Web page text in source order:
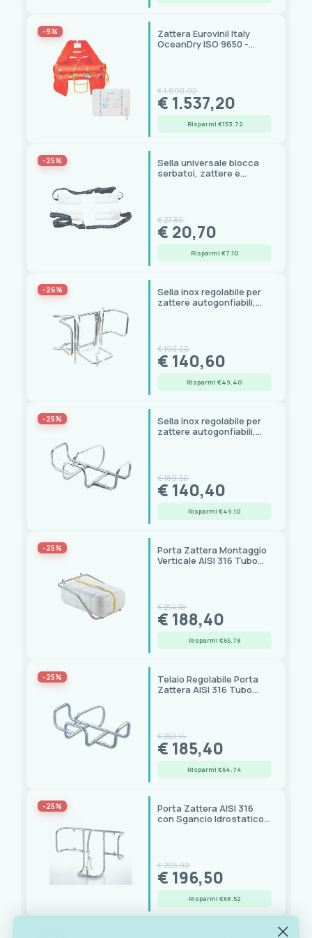
Osculati
Trem(5)
Prezzo
26,00 € - 324,00 €
-9%
Zattera Eurovinil Italy
OceanDry ISO 9650 -
€ 1.690,92
€ 1.537,20
Risparmi €153.72
-25%
Sella universale blocca
serbatoi, zattere e
€ 27,80
€ 20,70
Risparmi €7.10
-26%
Sella inox regolabile per
zattere autogonfiabili,
€ 190,00
€ 140,60
Risparmi €49.40
-25%
Sella inox regolabile per
zattere autogonfiabili,
€ 189,50
€ 140,40
Risparmi €49.10
-25%
Porta Zattera Montaggio
Verticale AISI 316 Tubo
€ 254,18
€ 188,40
Risparmi €65.78
-25%
Telaio Regolabile Porta
Zattera AISI 316 Tubo
€ 250,14
€ 185,40
Risparmi €64.74
-25%
Porta Zattera AISI 316
con Sgancio Idrostatico -
€ 265,02
€ 196,50
Risparmi €68.52